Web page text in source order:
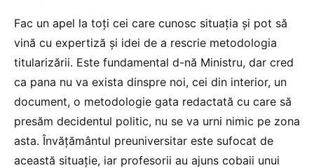
Fac un apel la toţi cei care cunosc situaţia şi pot să
vină cu expertiză şi idei de a rescrie metodologia
titularizării. Este fundamental d-nă Ministru, dar cred
ca pana nu va exista dinspre noi, cei din interior, un
document, o metodologie gata redactată cu care să
presăm decidentul politic, nu se va urni nimic pe zona
asta. Învăţământul preuniversitar este sufocat de
această situaţie, iar profesorii au ajuns cobaii unui